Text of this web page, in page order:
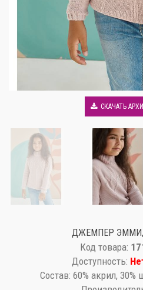
СКАЧАТЬ
ДЖЕМПЕР
Код товара:
Доступность:
Состав: 60% акрил, 30%